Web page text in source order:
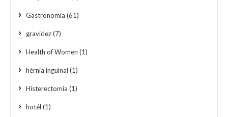
Gastronomia (61)
gravidez(7)
Health of Women (1)
hérnia inguinal (1)
Histerectomia (1)
hotél (1)